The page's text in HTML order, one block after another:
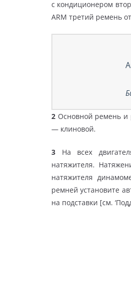
с кондиционером
ARM третий ремень
2 Основной ремень и
— клиновой.
3 На всех
натяжителя.
натяжителя
ремней установите
на подставки [см.